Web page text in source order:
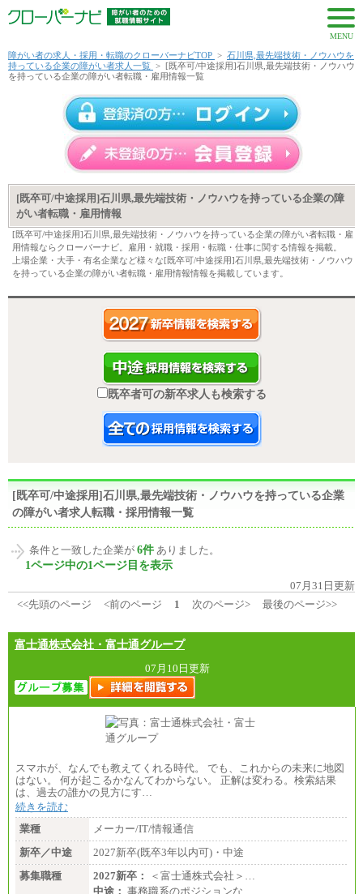
MENU
障がい者の求人・採用・転職のクローバーナビTOP > 石川県,最先端技術・ノウハウを
持っている企業の障がい者求人一覧 > [既卒可/中途採用]石川県,最先端技術・ノウハウ
を持っている企業の障がい者転職・雇用情報一覧
[既卒可/中途採用]石川県,最先端技術・ノウハウを持っている企業の障
がい者転職・雇用情報
[既卒可/中途採用]石川県,最先端技術・ノウハウを持っている企業の障がい者転職・雇
用情報ならクローバーナビ。雇用・就職・採用・転職・仕事に関する情報を掲載。
上場企業・大手・有名企業など様々な[既卒可/中途採用]石川県,最先端技術・ノウハウ
を持っている企業の障がい者転職・雇用情報情報を掲載しています。
既卒者可の新卒求人も検索する
[既卒可/中途採用]石川県,最先端技術・ノウハウを持っている企業
の障がい者求人転職・採用情報一覧
条件と一致した企業が 6件 ありました。
1ページ中の1ページ目を表示
07月31日更新
<<先頭のページ
<前のページ 1 次のページ> 最後のページ>>
富士通株式会社・富士通グループ
07月10日更新
スマホが、なんでも教えてくれる時代。 でも、これからの未来に地図
はない。 何が起こるかなんてわからない。 正解は変わる。検索結果
は、過去の誰かの見方にす…
続きを読む
業種
メーカー/IT/情報通信
新卒／中途
2027新卒(既卒3年以内可)・中途
募集職種
2027新卒：
＜富士通株式会社＞…
中途： 事務職系のポジションな…